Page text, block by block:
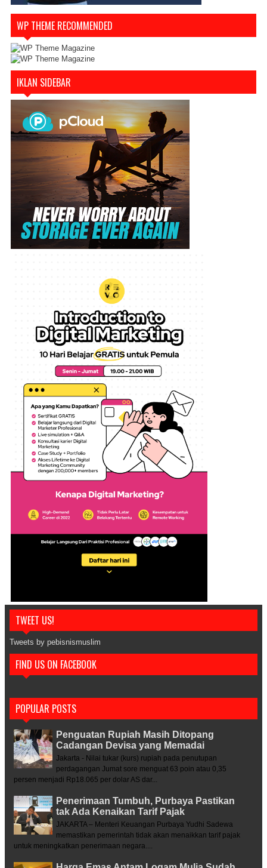
WP THEME RECOMMENDED
IKLAN SIDEBAR
TWEET US!
Tweets by pebisnismuslim
FIND US ON FACEBOOK
POPULAR POSTS
Penguatan Rupiah Masih Ditopang
Cadangan Devisa yang Memadai
Jakarta - Nilai tukar (kurs) rupiah pada penutupan
perdagangan Jumat sore menguat 63 poin atau 0,35
persen menjadi Rp18.065 per dolar AS dar...
Penerimaan Tumbuh, Purbaya Pastikan
tak Ada Kenaikan Tarif Pajak
JAKARTA – Menteri Keuangan Purbaya Yudhi Sadewa
memastikan pemerintah tidak akan menaikkan tarif pajak
untuk meningkatkan penerimaan negara....